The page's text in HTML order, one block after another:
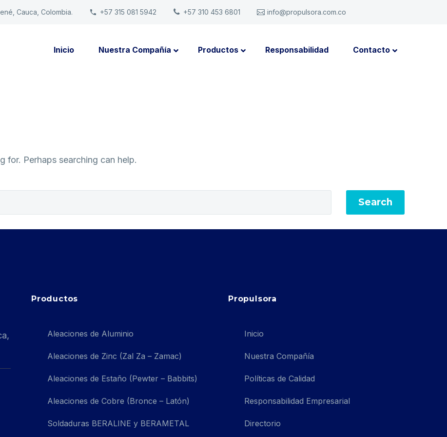
Cauca, Colombia. +57 315 081 5942 +57 310 453 6801 info@propulsora.com.co
Inicio Nuestra Compañía Productos Responsabilidad Contacto
for. Perhaps searching can help.
Search
Productos
Aleaciones de Aluminio
Aleaciones de Zinc (Zal Za – Zamac)
Aleaciones de Estaño (Pewter – Babbits)
Aleaciones de Cobre (Bronce – Latón)
Soldaduras BERALINE y BERAMETAL
Propulsora
Inicio
Nuestra Compañía
Políticas de Calidad
Responsabilidad Empresarial
Directorio